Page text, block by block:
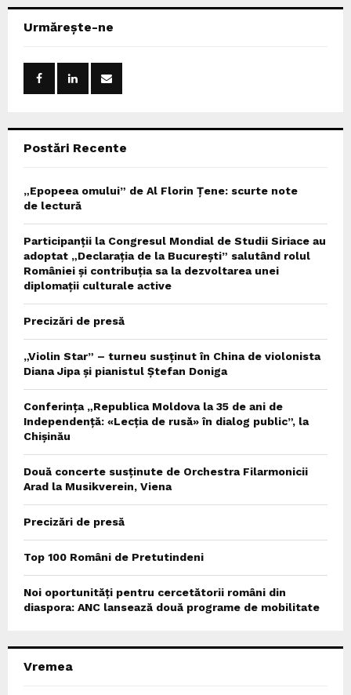
h
Urmărește-ne
Postări Recente
„Epopeea omului” de Al Florin Țene: scurte note
de lectură
Participanții la Congresul Mondial de Studii Siriace au
adoptat „Declarația de la București” salutând rolul
României și contribuția sa la dezvoltarea unei
diplomații culturale active
Precizări de presă
„Violin Star” – turneu susținut în China de violonista
Diana Jipa și pianistul Ștefan Doniga
Conferința „Republica Moldova la 35 de ani de
Independență: «Lecția de rusă» în dialog public”, la
Chișinău
Două concerte susținute de Orchestra Filarmonicii
Arad la Musikverein, Viena
Precizări de presă
Top 100 Români de Pretutindeni
Noi oportunități pentru cercetătorii români din
diaspora: ANC lansează două programe de mobilitate
Vremea